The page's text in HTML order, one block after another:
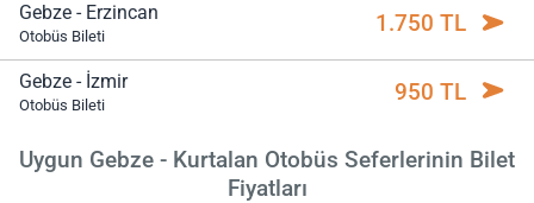
Gebze - Erzincan
Otobüs Bileti 1.750 TL
Gebze - İzmir
Otobüs Bileti 950 TL
Uygun Gebze - Kurtalan Otobüs Seferlerinin Bilet
Fiyatları